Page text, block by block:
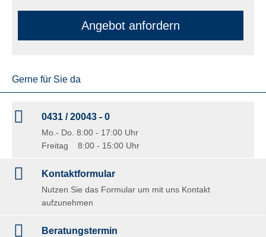
An­ge­bot an­for­dern
Gerne für Sie da
0431 / 20043 - 0
Mo.- Do. 8:00 - 17:00 Uhr
Freitag 8:00 - 15:00 Uhr
Kontaktformular
Nutzen Sie das Formular um mit uns Kontakt
aufzunehmen
Beratungstermin